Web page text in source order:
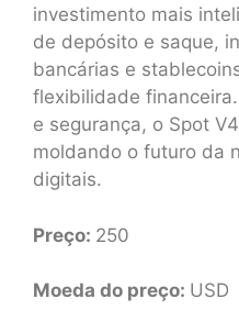
investimento mais
de depósito e saque,
bancárias e
flexibilidade
e segurança, o Spot
moldando o futuro da
digitais.
Preço: 250
Moeda do preço: USD